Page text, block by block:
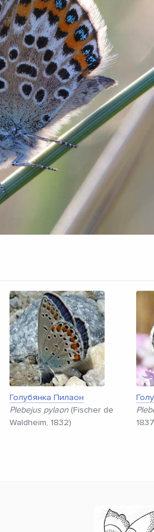
Голубянка Пилаон
Plebejus pylaon(Fischer de
Waldheim, 1832)